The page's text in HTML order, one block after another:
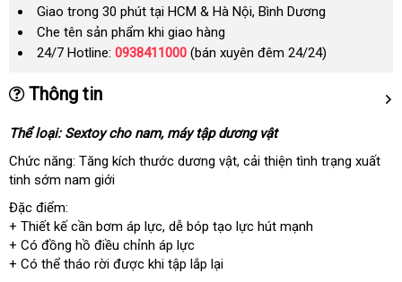
Giao trong 30 phút tại HCM & Hà Nội, Bình Dương
Che tên sản phẩm khi giao hàng
24/7 Hotline: 0938411000 (bán xuyên đêm 24/24)
Thông tin
Thể loại: Sextoy cho namshowroom
, máy tập dương vật
Chức năng: Tăng kích thước dương vậtđắt
, cải thiện tình trạng xuất
tinh sớm nam giới
Đặc điểm:
+ Thiết kế cần bơm áp lựcdễ
dàng
, dễ bóp tạo lực hút mạnh
+ Có đồng hồ điều chỉnh áp lực
+ Có thể tháo rời voucher
được khi tập lắp lại